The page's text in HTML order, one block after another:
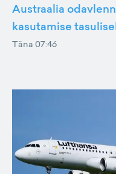
Austraalia
kasutamise
Täna 07:46